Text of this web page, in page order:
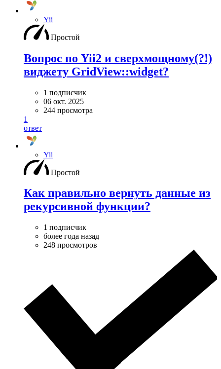
Yii
Простой
Вопрос по Yii2 и сверхмощному(?!)
виджету GridView::widget?
1 подписчик
06 окт. 2025
244 просмотра
1
ответ
Yii
Простой
Как правильно вернуть данные из
рекурсивной функции?
1 подписчик
более года назад
248 просмотров